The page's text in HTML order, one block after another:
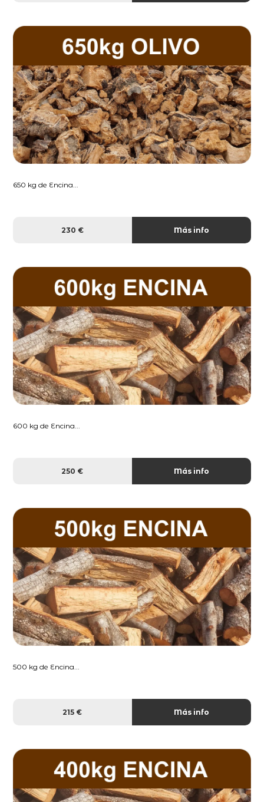
650 kg de Encina...
230 € Más info
600 kg de Encina...
250 € Más info
500 kg de Encina...
215 € Más info